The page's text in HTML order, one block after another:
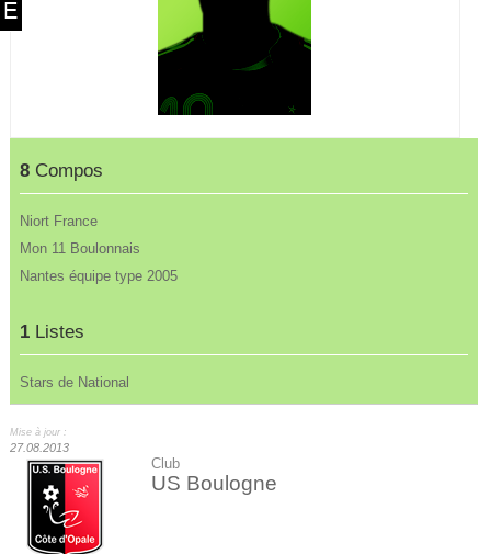
8 Compos
Niort France
Mon 11 Boulonnais
Nantes équipe type 2005
1 Listes
Stars de National
Mise à jour :
27.08.2013
Club
US Boulogne